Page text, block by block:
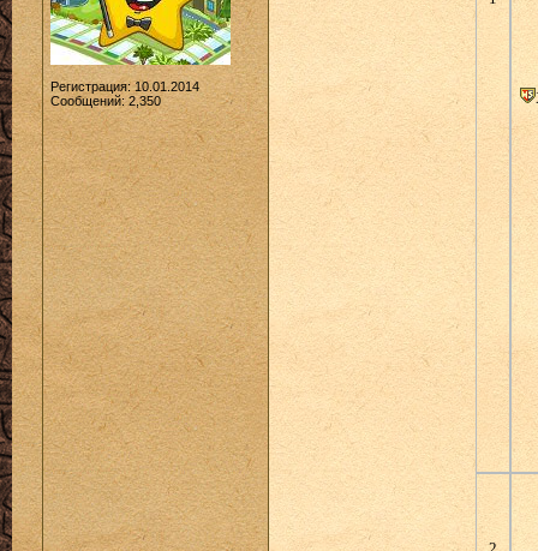
Регистрация: 10.01.2014
Сообщений: 2,350